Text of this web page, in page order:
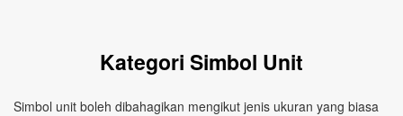
Kategori Simbol Unit
Simbol unit boleh dibahagikan mengikut jenis ukuran yang biasa